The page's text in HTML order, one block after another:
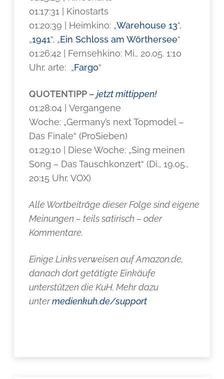
01:17:31 | Kinostarts
01:20:39 | Heimkino: „Warehouse 13“,
„1941“, „Ein Schloss am Wörthersee“
01:26:42 | Fernsehkino: Mi., 20.05. 1:10
Uhr, arte: „Fargo“
QUOTENTIPP –jetzt mittippen!
01:28:04 | Vergangene
Woche: „Germany’s next Topmodel –
Das Finale“ (ProSieben)
01:29:10 | Diese Woche: „Sing meinen
Song – Das Tauschkonzert“ (Di., 19.05.,
20:15 Uhr, VOX)
Alle Wortbeiträge dieser Folge sind eigene
Meinungen – teils satirisch – oder
Kommentare.
Einige Links verweisen auf Amazon.de,
danach dort getätigte Einkäufe
unterstützen die KuH. Mehr dazu
untermedienkuh.de/support